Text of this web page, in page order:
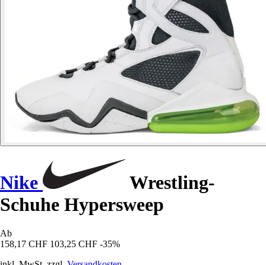
Nike
Wrestling-
Schuhe Hypersweep
Ab
158,17 CHF 103,25 CHF -35%